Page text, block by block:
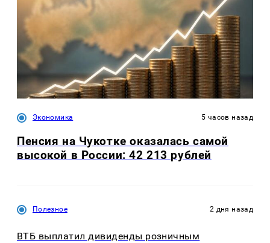
Экономика 5 часов назад
Пенсия на Чукотке оказалась самой
высокой в России: 42 213 рублей
Полезное 2 дня назад
ВТБ выплатил дивиденды розничным